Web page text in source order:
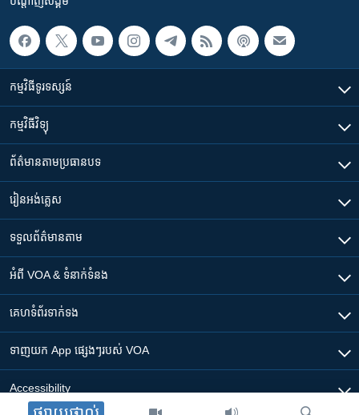
កម្មវិធី​ទូរទស្សន៍
កម្មវិធី​វិទ្យុ
ព័ត៌មាន​តាមប្រធានបទ​
រៀន​​អង់គ្លេស
ទទួល​ព័ត៌មាន​តាម
អំពី​ VOA & ទំនាក់ទំនង
គេហទំព័រ​​ទាក់ទង
ទាញយក​ App ផ្សេងៗ​របស់​ VOA
Accessibility